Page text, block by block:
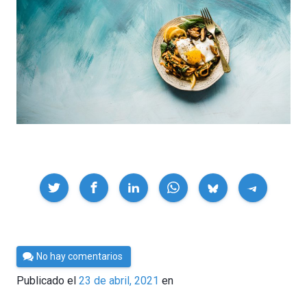
Compartir
Por
César
Tomé
No hay comentarios
Publicado el 23 de abril, 2021 en